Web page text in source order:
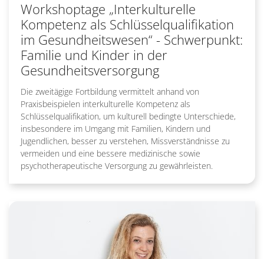
Workshoptage „Interkulturelle
Kompetenz als Schlüsselqualifikation
im Gesundheitswesen“ - Schwerpunkt:
Familie und Kinder in der
Gesundheitsversorgung
Die zweitägige Fortbildung vermittelt anhand von
Praxisbeispielen interkulturelle Kompetenz als
Schlüsselqualifikation, um kulturell bedingte Unterschiede,
insbesondere im Umgang mit Familien, Kindern und
Jugendlichen, besser zu verstehen, Missverständnisse zu
vermeiden und eine bessere medizinische sowie
psychotherapeutische Versorgung zu gewährleisten.